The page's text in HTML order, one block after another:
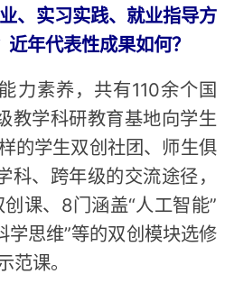
、实习实践、就业指导方
年代表性成果如何？
力素养，共有110余个国
教学科研教育基地向学生
的学生双创社团、师生俱
、跨年级的交流途径，
课、8门涵盖“人工智能”
学思维”等的双创模块选修
课。